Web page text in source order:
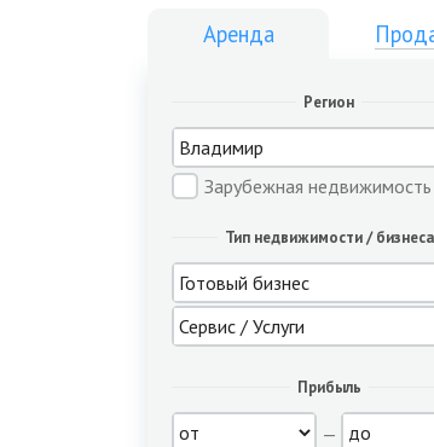
Аренда
Регион
Зарубежная недвижимость
Тип недвижимости / бизнеса
Прибыль
—